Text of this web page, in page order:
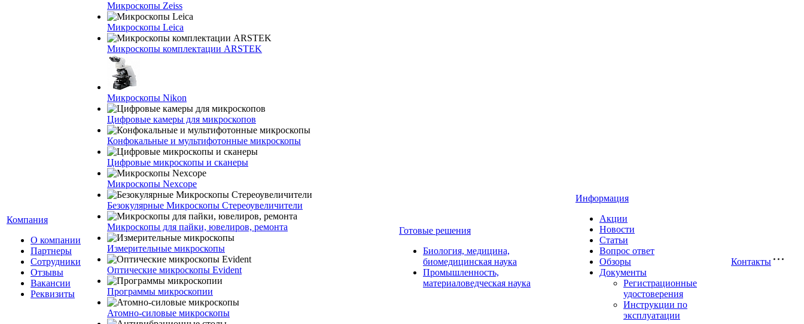
Компания
О компании
Партнеры
Сотрудники
Отзывы
Вакансии
Реквизиты
Микроскопы Zeiss
Микроскопы Leica
Микроскопы комплектации ARSTEK
Микроскопы Nikon
Цифровые камеры для микроскопов
Конфокальные и мультифотонные микроскопы
Цифровые микроскопы и сканеры
Микроскопы Nexcope
Безокулярные Микроскопы Стереоувеличители
Микроскопы для пайки, ювелиров, ремонта
Измерительные микроскопы
Оптические микроскопы Evident
Программы микроскопии
Атомно-силовые микроскопы
Готовые решения
Биология, медицина,
биомедицинская наука
Промышленность,
материаловедческая наука
Информация
Акции
Новости
Статьи
Вопрос ответ
Обзоры
Документы
Регистрационные
удостоверения
Инструкции по
эксплуатации
Контакты